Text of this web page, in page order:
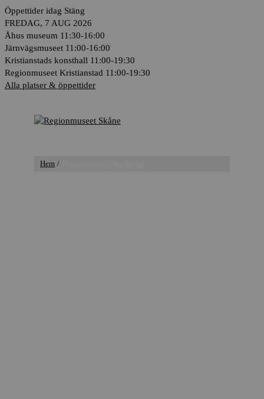
Hoppa
till
innehåll
Öppettider idag Stäng
FREDAG, 7 AUG 2026
Åhus museum 11:30-16:00
Järnvägsmuseet 11:00-16:00
Kristianstads konsthall 11:00-19:30
Regionmuseet Kristianstad 11:00-19:30
Alla platser & öppettider
Hem